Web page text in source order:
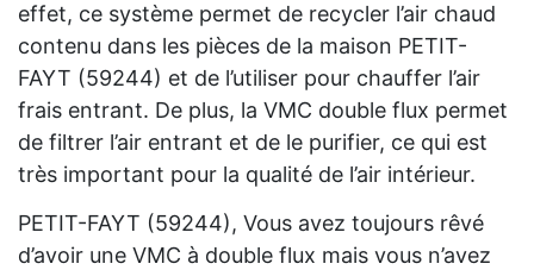
effet, ce système permet de recycler l’air chaud
contenu dans les pièces de la maison PETIT-
FAYT (59244) et de l’utiliser pour chauffer l’air
frais entrant. De plus, la VMC double flux permet
de filtrer l’air entrant et de le purifier, ce qui est
très important pour la qualité de l’air intérieur.
PETIT-FAYT (59244), Vous avez toujours rêvé
d’avoir une VMC à double flux mais vous n’avez